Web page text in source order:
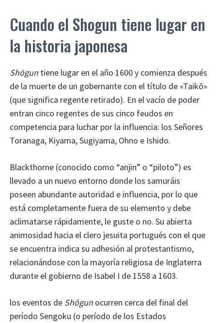
Cuando el Shogun tiene lugar en
la historia japonesa
Shōgun tiene lugar en el año 1600 y comienza después
de la muerte de un gobernante con el título de «Taikō»
(que significa regente retirado). En el vacío de poder
entran cinco regentes de sus cinco feudos en
competencia para luchar por la influencia: los Señores
Toranaga, Kiyama, Sugiyama, Ohno e Ishido.
Blackthorne (conocido como “anjin” o “piloto”) es
llevado a un nuevo entorno donde los samuráis
poseen abundante autoridad e influencia, por lo que
está completamente fuera de su elemento y debe
aclimatarse rápidamente, le guste o no. Su abierta
animosidad hacia el clero jesuita portugués con el que
se encuentra indica su adhesión al protestantismo,
relacionándose con la mayoría religiosa de Inglaterra
durante el gobierno de Isabel I de 1558 a 1603.
los eventos de Shōgun ocurren cerca del final del
período Sengoku (o período de los Estados